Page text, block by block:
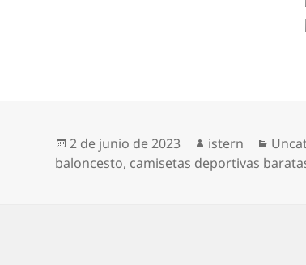
Publicado
el
2 de junio de 2023 Autor
istern
baloncesto, camisetas deportivas